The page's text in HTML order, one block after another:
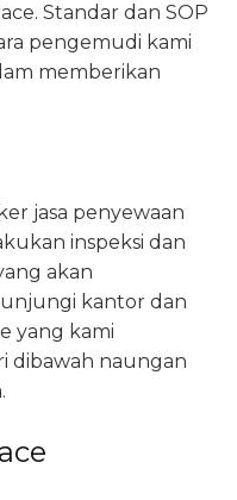
Standar dan SOP
pengemudi kami
memberikan
jasa penyewaan
inspeksi dan
akan
kantor dan
yang kami
dibawah naungan